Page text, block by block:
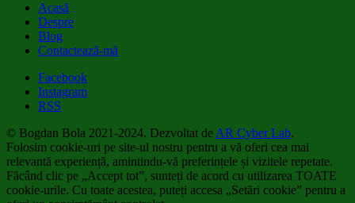
Acasă
Despre
Blog
Contactează-mă
Facebook
Instagram
RSS
© Bogdan Bola 2021-2024. Dezvoltat de AR Cyber Lab.
Folosim cookie-uri pe site-ul nostru pentru a vă oferi cea mai
relevantă experiență, amintindu-vă preferințele și vizitele repetate.
Făcând clic pe „Accept tot”, sunteți de acord cu utilizarea TOATE
cookie-urile. Cu toate acestea, puteți accesa „Setări cookie” pentru a